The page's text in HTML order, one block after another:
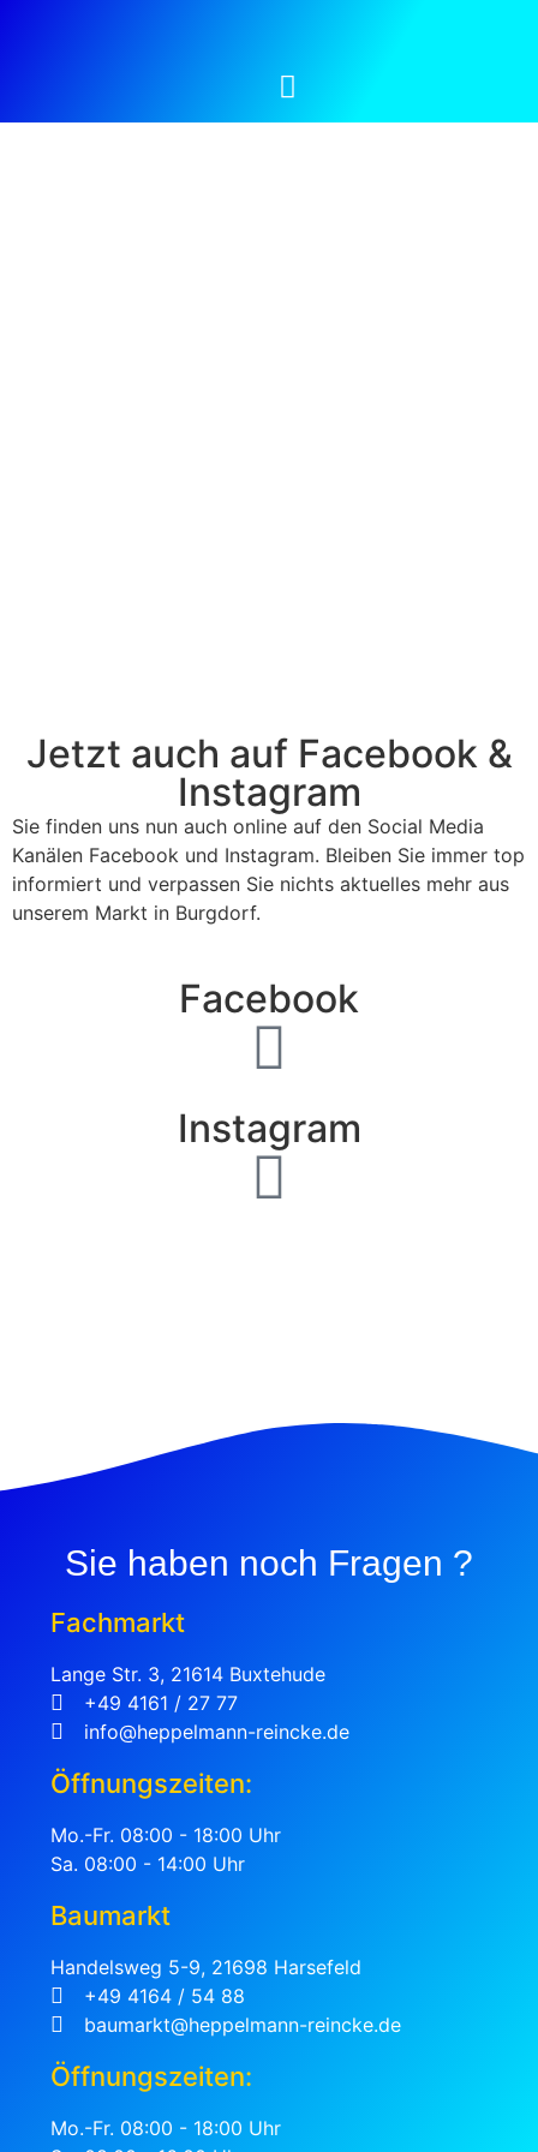
Jetzt auch auf Facebook &
Instagram
Sie finden uns nun auch online auf den Social Media
Kanälen Facebook und Instagram. Bleiben Sie immer top
informiert und verpassen Sie nichts aktuelles mehr aus
unserem Markt in Burgdorf.
Facebook
Instagram
Sie haben noch Fragen ?
Fachmarkt
Lange Str. 3, 21614 Buxtehude
+49 4161 / 27 77
info@heppelmann-reincke.de
Öffnungszeiten:
Mo.-Fr. 08:00 - 18:00 Uhr
Sa. 08:00 - 14:00 Uhr
Baumarkt
Handelsweg 5-9, 21698 Harsefeld
+49 4164 / 54 88
baumarkt@heppelmann-reincke.de
Öffnungszeiten:
Mo.-Fr. 08:00 - 18:00 Uhr